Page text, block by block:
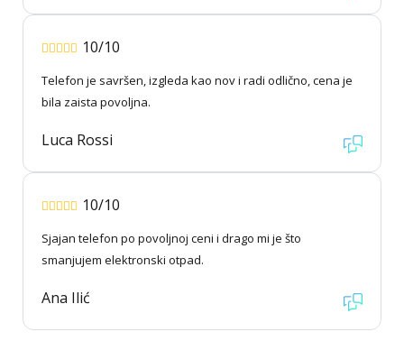
10/10
Telefon je savršen, izgleda kao nov i radi odlično, cena je
bila zaista povoljna.
Luca Rossi
10/10
Sjajan telefon po povoljnoj ceni i drago mi je što
smanjujem elektronski otpad.
Ana Ilić